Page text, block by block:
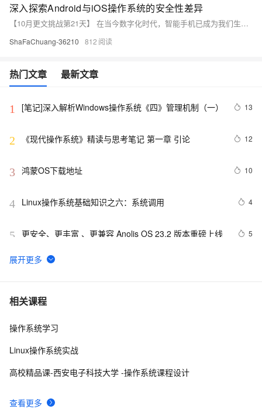
深入探索Android与iOS操作系统的安全性差异
【10月更文挑战第21天】 在当今数字化时代，智能手机已成为我们生活中不可或缺的一部分。其中，Android和iOS作为两大主流操作系统，各自拥有庞大的用户群体。然而，它们在安全性方面的表现却大相径庭。本文将深入探讨Android与iOS在安全机制、隐私保护以及应对恶意软件方面的差异，帮助读者更全面地了解这两个平台的安全特性。
ShaFaChuang-36210 812
热门文章 最新文章
1 [笔记]深入解析Windows操作系统《四》管理机制（一） 13
2 《现代操作系统》精读与思考笔记 第一章 引论 12
3 鸿蒙OS下载地址 10
4 Linux操作系统基础知识之六：系统调用 4
5 更安全、更丰富 、更兼容 Anolis OS 23.2 版本重磅上线 5
6 深入Linux内核架构：操作系统的核心奥秘
7 请介绍一下鸿蒙操作系统的应用开发框架和工具。
8 Unix是一个多用户、多任务的操作系统
相关课程
查看更多
操作系统学习
Linux操作系统实战
高校精品课-西安电子科技大学 -操作系统课程设计